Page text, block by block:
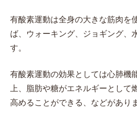
有酸素運動は全身の大きな筋肉を
ば、ウォーキング、ジョギング、
す。
有酸素運動の効果としては心肺機
上、脂肪や糖がエネルギーとして
高めることができる、などがありま